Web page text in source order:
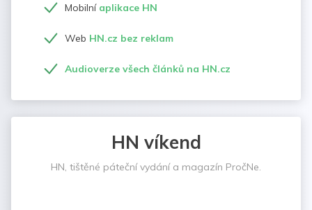
Mobilní aplikace HN
Web HN.cz bez reklam
Audioverze všech článků na HN.cz
HN víkend
HN, tištěné páteční vydání a magazín PročNe.